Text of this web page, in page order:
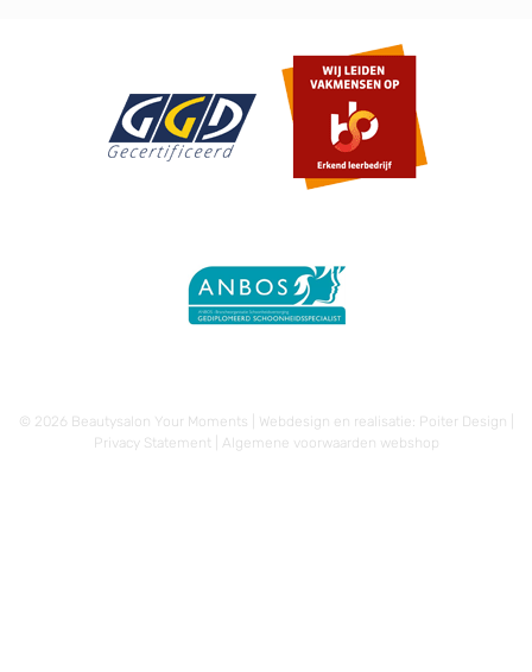
© 2026 Beautysalon Your Moments | Webdesign en realisatie: Poiter Design
Privacy Statement| Algemene voorwaarden webshop